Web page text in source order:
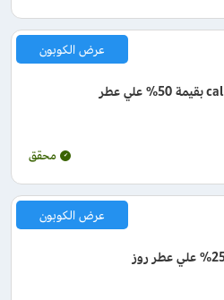
كود خصم calaisperfume 2026 بقيمة 50% علي عطر
عرض الكوبون
محقق
عرض الكوبون